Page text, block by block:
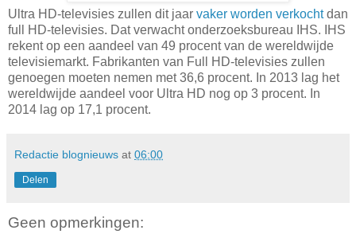
Ultra HD-televisies zullen dit jaar vaker worden verkochtdan
full HD-televisies. Dat verwacht onderzoeksbureau IHS. IHS
rekent op een aandeel van 49 procent van de wereldwijde
televisiemarkt. Fabrikanten van Full HD-televisies zullen
genoegen moeten nemen met 36,6 procent. In 2013 lag het
wereldwijde aandeel voor Ultra HD nog op 3 procent. In
2014 lag op 17,1 procent.
Redactie blognieuws at 06:00
Delen
Geen opmerkingen: